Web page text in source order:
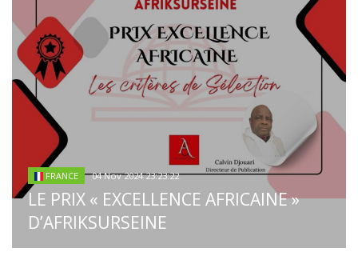
FRANCE 04 Nov 2024 23:23:22
LE PRIX « EXCELLENCE AFRICAINE »
D’AFRIKSURSEINE